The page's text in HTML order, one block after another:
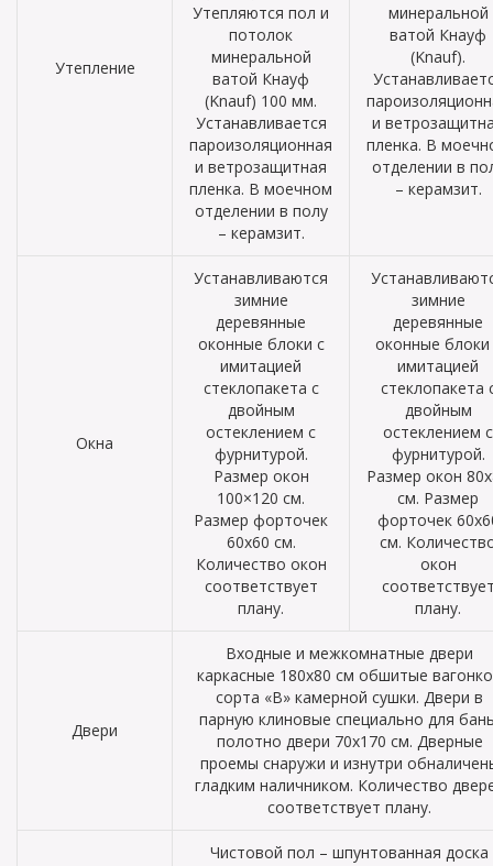
Утепление
Утепляются пол и
потолок
минеральной
ватой Кнауф
(Knauf) 100 мм.
Устанавливается
пароизоляционная
и ветрозащитная
пленка. В моечном
отделении в полу
– керамзит.
минеральной
ватой Кнауф
(Knauf).
и
пленка. В
отделении в
– керамзит.
Окна
Устанавливаются
зимние
деревянные
оконные блоки с
имитацией
стеклопакета с
двойным
остеклением с
фурнитурой.
Размер окон
100×120 см.
Размер форточек
60х60 см.
Количество окон
соответствует
плану.
зимние
деревянные
оконные блоки
имитацией
стеклопакета
двойным
остеклением с
фурнитурой.
Размер окон
см. Размер
форточек
см.
окон
плану.
Двери
Входные и межкомнатные двери
каркасные 180х80 см обшитые
сорта «В» камерной сушки. Двери в
парную клиновые специально для
полотно двери 70х170 см. Дверные
проемы снаружи и изнутри
гладким наличником. Количество
соответствует плану.
Чистовой пол – шпунтованная доска